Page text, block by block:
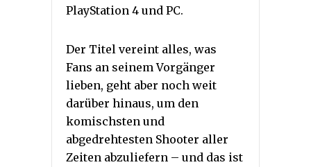
PlayStation 4 und PC.
Der Titel vereint alles, was
Fans an seinem Vorgänger
lieben, geht aber noch weit
darüber hinaus, um den
komischsten und
abgedrehtesten Shooter aller
Zeiten abzuliefern – und das ist